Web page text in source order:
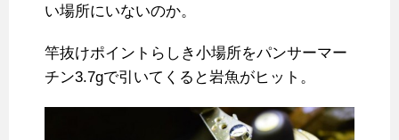
い場所にいないのか。
竿抜けポイントらしき小場所をパンサーマー
チン3.7gで引いてくると岩魚がヒット。